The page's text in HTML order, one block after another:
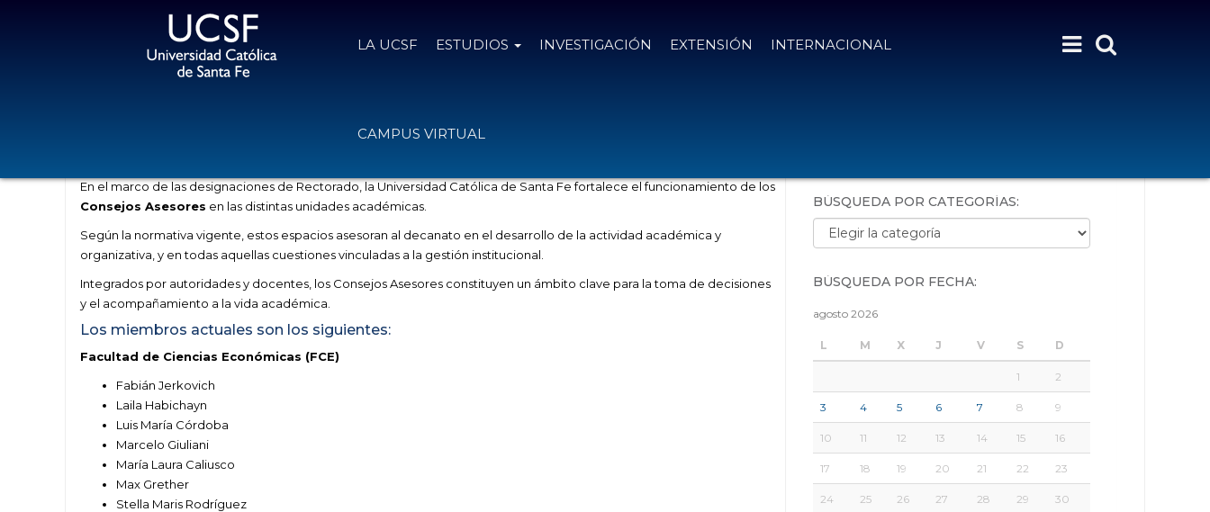
LA UCSF ESTUDIOS INVESTIGACIÓN EXTENSIÓN INTERNACIONAL
CAMPUS VIRTUAL
En el marco de las designaciones de Rectorado, la Universidad Católica de Santa Fe fortalece el funcionamiento de los
Consejos Asesores en las distintas unidades académicas.
Según la normativa vigente, estos espacios asesoran al decanato en el desarrollo de la actividad académica y
organizativa, y en todas aquellas cuestiones vinculadas a la gestión institucional.
Integrados por autoridades y docentes, los Consejos Asesores constituyen un ámbito clave para la toma de decisiones
y el acompañamiento a la vida académica.
Los miembros actuales son los siguientes:
Facultad de Ciencias Económicas (FCE)
Fabián Jerkovich
Laila Habichayn
Luis María Córdoba
Marcelo Giuliani
María Laura Caliusco
Max Grether
Stella Maris Rodríguez
BÚSQUEDA POR CATEGORÍAS:
Búsqueda por categorías:
BÚSQUEDA POR FECHA:
agosto 2026
L M X J V S D
1 2
3 4 5 6 7 8 9
10 11 12 13 14 15 16
17 18 19 20 21 22 23
24 25 26 27 28 29 30